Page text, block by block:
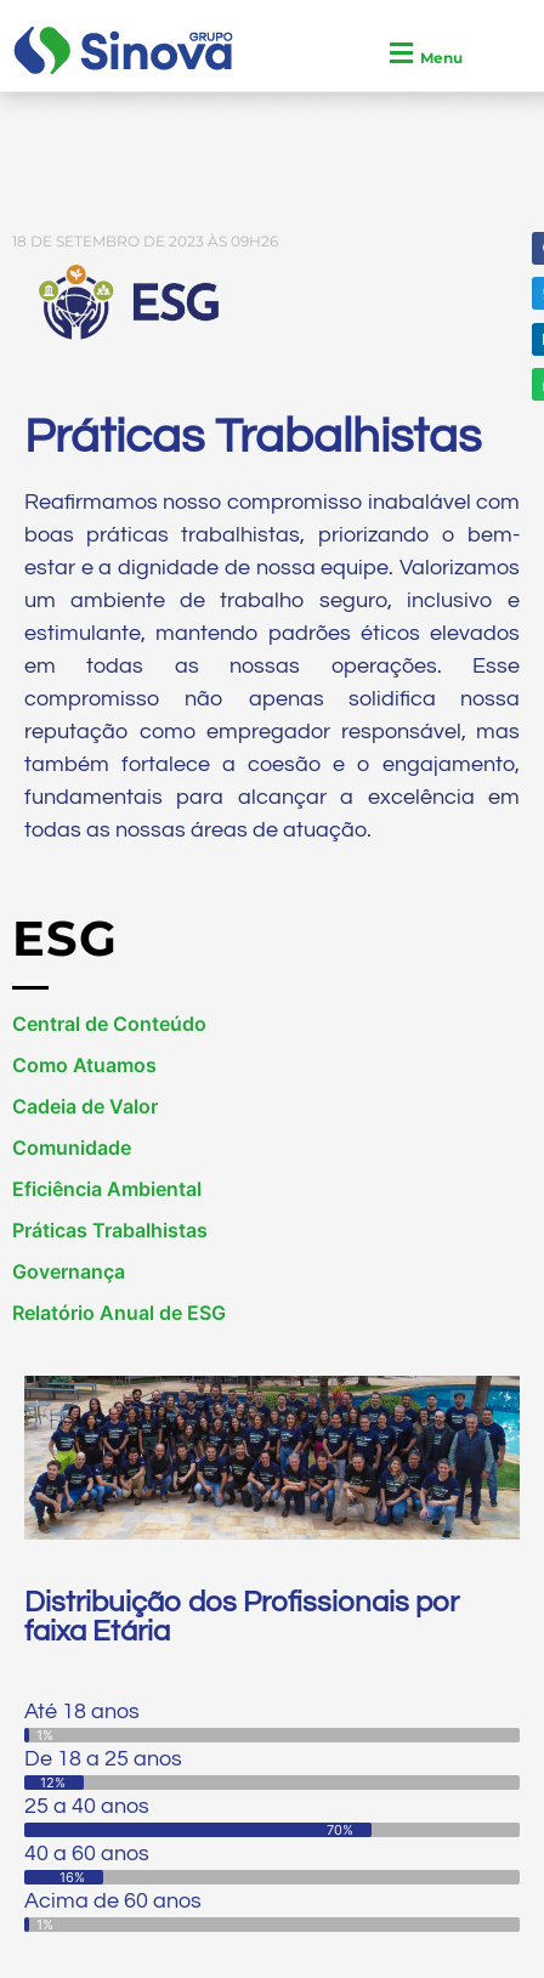
Menu
18 DE SETEMBRO DE 2023 ÀS 09H26
Práticas Trabalhistas
Reafirmamos nosso compromisso inabalável com
boas práticas trabalhistas, priorizando o bem-
estar e a dignidade de nossa equipe. Valorizamos
um ambiente de trabalho seguro, inclusivo e
estimulante, mantendo padrões éticos elevados
em todas as nossas operações. Esse
compromisso não apenas solidifica nossa
reputação como empregador responsável, mas
também fortalece a coesão e o engajamento,
fundamentais para alcançar a excelência em
todas as nossas áreas de atuação.
ESG
Central de Conteúdo
Como Atuamos
Cadeia de Valor
Comunidade
Eficiência Ambiental
Práticas Trabalhistas
Governança
Relatório Anual de ESG
Distribuição dos Profissionais por
faixa Etária
Até 18 anos
Até 18 anos
1%
De 18 a 25 anos
12%
25 a 40 anos
70%
40 a 60 anos
16%
Acima de 60 anos
1%